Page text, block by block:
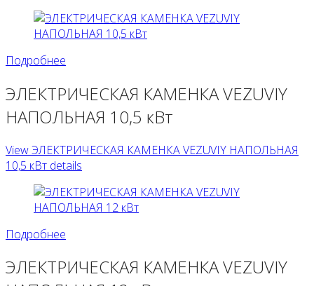
Подробнее
ЭЛЕКТРИЧЕСКАЯ КАМЕНКА VEZUVIY
НАПОЛЬНАЯ 10,5 кВт
View ЭЛЕКТРИЧЕСКАЯ КАМЕНКА VEZUVIY НАПОЛЬНАЯ
10,5 кВт details
Подробнее
ЭЛЕКТРИЧЕСКАЯ КАМЕНКА VEZUVIY